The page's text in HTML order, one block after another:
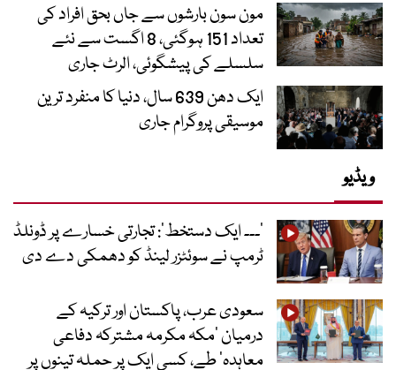
مون سون بارشوں سے جاں بحق افراد کی
تعداد 151 ہوگئی، 8 اگست سے نئے
سلسلے کی پیشگوئی، الرٹ جاری
ایک دھن 639 سال، دنیا کا منفرد ترین
موسیقی پروگرام جاری
ویڈیو
’۔۔۔ ایک دستخط‘: تجارتی خسارے پر ڈونلڈ
ٹرمپ نے سوئٹزر لینڈ کو دھمکی دے دی
سعودی عرب، پاکستان اور ترکیہ کے
درمیان ’مکہ مکرمہ مشترکہ دفاعی
معاہدہ‘ طے، کسی ایک پر حملہ تینوں پر